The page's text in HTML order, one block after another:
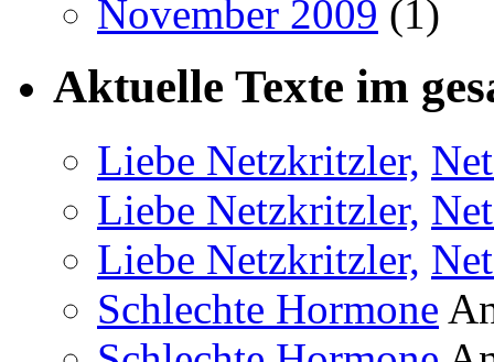
November 2009 (1)
Aktuelle Texte im
Liebe Netzkritzler,
Liebe Netzkritzler,
Liebe Netzkritzler,
Schlechte Hormone